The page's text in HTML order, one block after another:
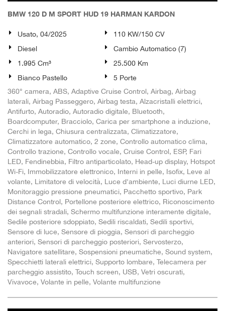
BMW 120 D M SPORT HUD 19 HARMAN KARDON
Usato, 04/2025
110 KW/150 CV
Diesel
Cambio Automatico (7)
1.995 Cm³
25.500 Km
Bianco Pastello
5 Porte
360° camera, ABS, Adaptive Cruise Control, Airbag, Airbag
laterali, Airbag Passeggero, Airbag testa, Alzacristalli elettrici,
Antifurto, Autoradio, Autoradio digitale, Bluetooth,
Boardcomputer, Bracciolo, Carica per smartphone a induzione,
Cerchi in lega, Chiusura centralizzata, Climatizzatore,
Climatizzatore automatico, 2 zone, Controllo automatico clima,
Controllo trazione, Controllo vocale, Cruise Control, ESP, Fari
LED, Fendinebbia, Filtro antiparticolato, Head-up display, Hotspot
Wi-Fi, Immobilizzatore elettronico, Interni in pelle, Isofix, Leve al
volante, Limitatore di velocità, Luce d'ambiente, Luci diurne LED,
Monitoraggio pressione pneumatici, Pacchetto sportivo, Park
Distance Control, Portellone posteriore elettrico, Riconoscimento
dei segnali stradali, Schermo multifunzione interamente digitale,
Sedile posteriore sdoppiato, Sedili riscaldati, Sedili sportivi,
Sensore di luce, Sensore di pioggia, Sensori di parcheggio
anteriori, Sensori di parcheggio posteriori, Servosterzo,
Navigatore satellitare, Sospensioni pneumatiche, Sound system,
Specchietti laterali elettrici, Supporto lombare, Telecamera per
parcheggio assistito, Touch screen, USB, Vetri oscurati,
Vivavoce, Volante in pelle, Volante multifunzione